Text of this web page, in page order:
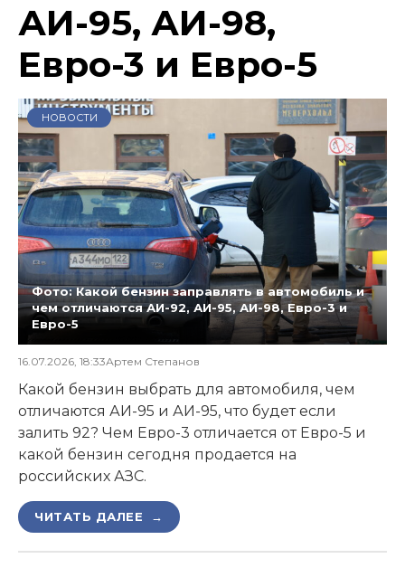
АИ-95, АИ-98,
Евро-3 и Евро-5
НОВОСТИ
Фото: Какой бензин заправлять в автомобиль и
чем отличаются АИ-92, АИ-95, АИ-98, Евро-3 и
Евро-5
16.07.2026, 18:33Артем Степанов
Какой бензин выбрать для автомобиля, чем
отличаются АИ-95 и АИ-95, что будет если
залить 92? Чем Евро-3 отличается от Евро-5 и
какой бензин сегодня продается на
российских АЗС.
ЧИТАТЬ ДАЛЕЕ →